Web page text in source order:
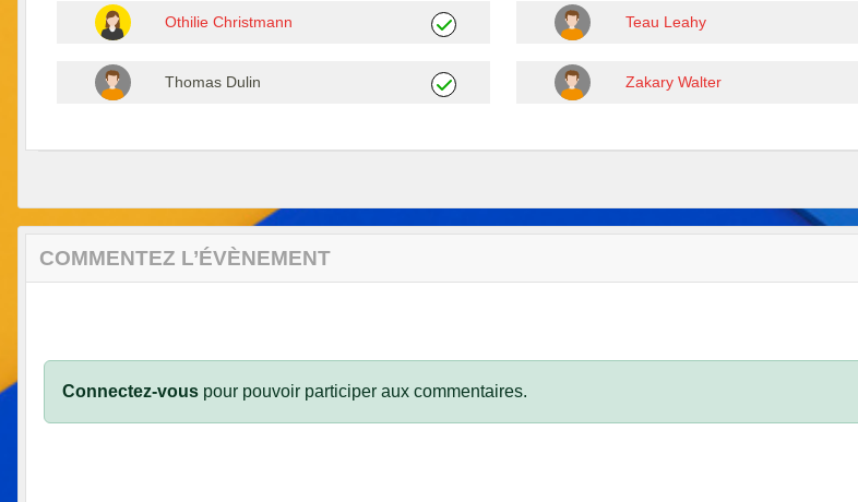
Othilie Christmann Teau Leahy
Thomas Dulin Zakary Walter
COMMENTEZ L’ÉVÈNEMENT
Connectez-vous pour pouvoir participer aux commentaires.